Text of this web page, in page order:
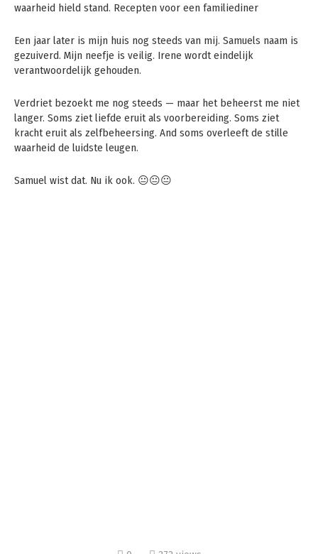
waarheid hield stand. Recepten voor een familiediner
Een jaar later is mijn huis nog steeds van mij. Samuels naam is
gezuiverd. Mijn neefje is veilig. Irene wordt eindelijk
verantwoordelijk gehouden.
Verdriet bezoekt me nog steeds — maar het beheerst me niet
langer. Soms ziet liefde eruit als voorbereiding. Soms ziet
kracht eruit als zelfbeheersing. And soms overleeft de stille
waarheid de luidste leugen.
Samuel wist dat. Nu ik ook. 😐😐😐